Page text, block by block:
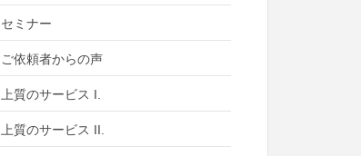
セミナー
ご依頼者からの声
上質のサービス I.
上質のサービス II.